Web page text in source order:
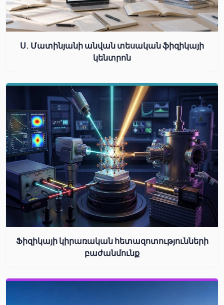
Ս. Մատինյանի անվան տեսական ֆիզիկայի
կենտրոն
Ֆիզիկայի կիրառական հետազոտությունների
բաժանմունք